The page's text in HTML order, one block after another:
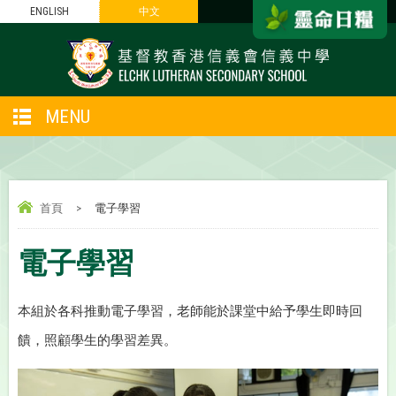
ENGLISH 中文
MENU
首頁 > 電子學習
電子學習
本組於各科推動電子學習，老師能於課堂中給予學生即時回
饋，照顧學生的學習差異。